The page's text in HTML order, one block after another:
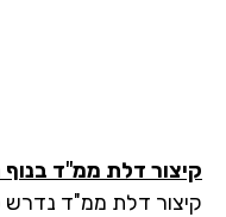
דלת ממ"ד בנוף
דלת ממ"ד נדרש